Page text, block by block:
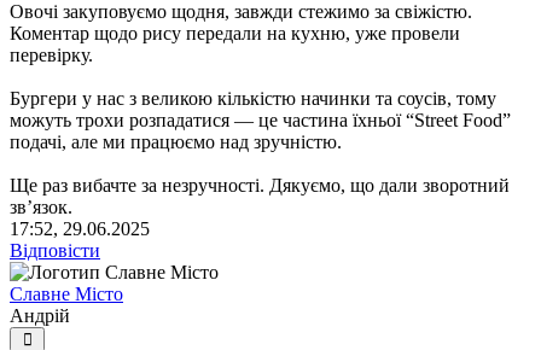
Овочі закуповуємо щодня, завжди стежимо за свіжістю.
Коментар щодо рису передали на кухню, уже провели
перевірку.
Бургери у нас з великою кількістю начинки та соусів, тому
можуть трохи розпадатися — це частина їхньої “Street Food”
подачі, але ми працюємо над зручністю.
Ще раз вибачте за незручності. Дякуємо, що дали зворотний
зв’язок.
17:52, 29.06.2025
Відповісти
Славне Місто
Андрій